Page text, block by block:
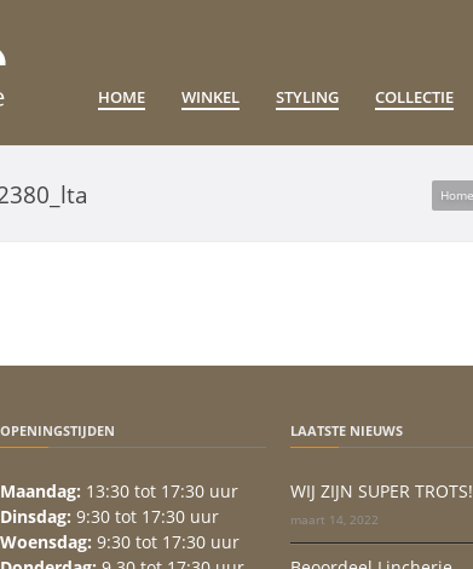
HOME WINKEL STYLING COLLECTIE
Home
OPENINGSTIJDEN
Maandag: 13:30 tot 17:30 uur
Dinsdag: 9:30 tot 17:30 uur
Woensdag: 9:30 tot 17:30 uur
LAATSTE NIEUWS
WIJ ZIJN SUPER TROTS!
maart 14, 2022